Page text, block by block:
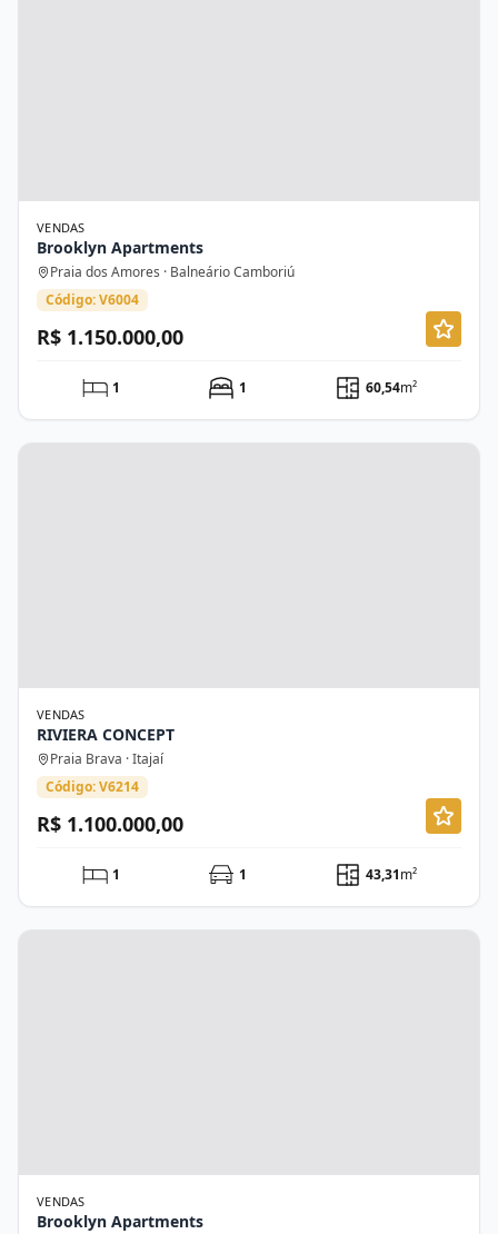
VENDAS
Brooklyn Apartments
Praia dos Amores · Balneário Camboriú
Código: V6004
R$ 1.150.000,00
1 1 60,54m²
VENDAS
RIVIERA CONCEPT
Praia Brava · Itajaí
Código: V6214
R$ 1.100.000,00
1 1 43,31m²
VENDAS
Brooklyn Apartments